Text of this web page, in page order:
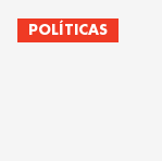
POLÍTICAS